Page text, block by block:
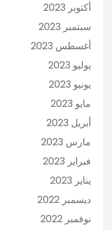
أكتوبر 2023
سبتمبر 2023
أغسطس 2023
يوليو 2023
يونيو 2023
مايو 2023
أبريل 2023
مارس 2023
فبراير 2023
يناير 2023
ديسمبر 2022
نوفمبر 2022